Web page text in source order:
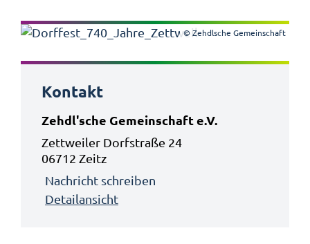
© Zehdlsche Gemeinschaft
Kontakt
Zehdl'sche Gemeinschaft e.V.
Zettweiler Dorfstraße 24
06712 Zeitz
Nachricht schreiben
Detailansicht